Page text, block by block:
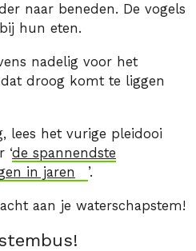
naar beneden. De vogels
hun eten.
nadelig voor het
droog komt te liggen
lees het vurige pleidooi
‘de spannendste
in jaren
’.
aan je waterschapstem!